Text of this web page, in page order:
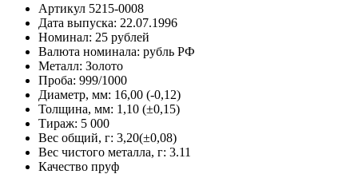
Артикул 5215-0008
Дата выпуска: 22.07.1996
Номинал: 25 рублей
Валюта номинала: рубль РФ
Металл: Золото
Проба: 999/1000
Диаметр, мм: 16,00 (-0,12)
Толщина, мм: 1,10 (±0,15)
Тираж: 5 000
Вес общий, г: 3,20(±0,08)
Вес чистого металла, г: 3.11
Качество пруф